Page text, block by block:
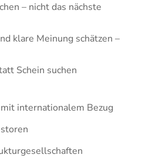
– nicht das nächste
klare Meinung schätzen –
Schein suchen
internationalem Bezug